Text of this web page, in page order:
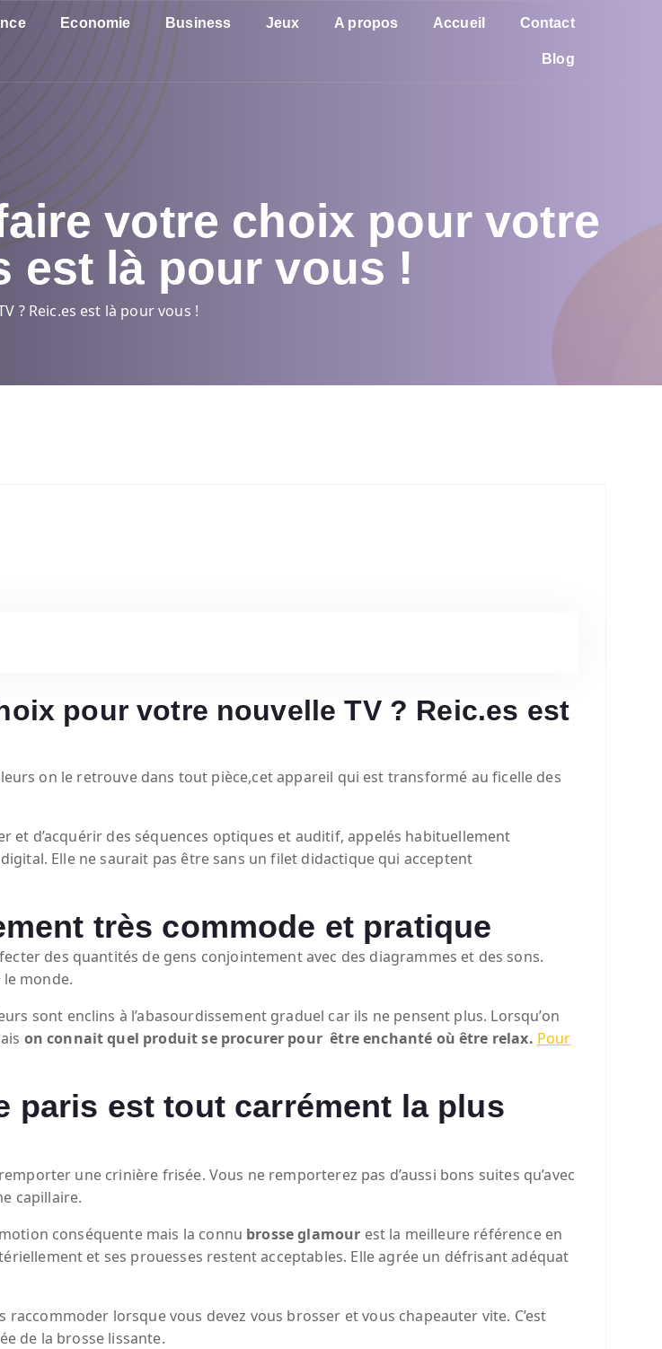
Economie Business Jeux A propos Accueil Contact
Blog
votre choix pour votre
est là pour vous !
? Reic.es est là pour vous !
pour votre nouvelle TV ? Reic.es est
on le retrouve dans tout pièce,cet appareil qui est transformé au ficelle des
et d’acquérir des séquences optiques et auditif, appelés habituellement
Elle ne saurait pas être sans un filet didactique qui acceptent
très commode et pratique
des quantités de gens conjointement avec des diagrammes et des sons.
le monde.
sont enclins à l’abasourdissement graduel car ils ne pensent plus. Lorsqu’on
on connait quel produit se procurer pour être enchanté où être relax. Pour
paris est tout carrément la plus
une crinière frisée. Vous ne remporterez pas d’aussi bons suites qu’avec
capillaire.
conséquente mais la connu brosse glamour est la meilleure référence en
et ses prouesses restent acceptables. Elle agrée un défrisant adéquat
lorsque vous devez vous brosser et vous chapeauter vite. C’est
de la brosse lissante.